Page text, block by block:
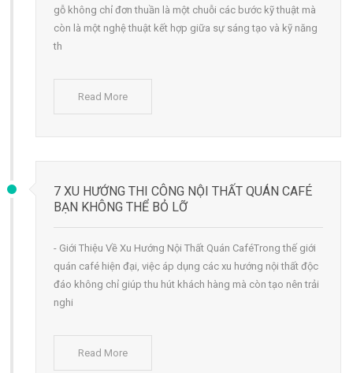
gỗ không chỉ đơn thuần là một chuỗi các bước kỹ thuật mà
còn là một nghệ thuật kết hợp giữa sự sáng tạo và kỹ năng
th
Read More
7 XU HƯỚNG THI CÔNG NỘI THẤT QUÁN CAFÉ
BẠN KHÔNG THỂ BỎ LỠ
- Giới Thiệu Về Xu Hướng Nội Thất Quán CaféTrong thế giới
quán café hiện đại, việc áp dụng các xu hướng nội thất độc
đáo không chỉ giúp thu hút khách hàng mà còn tạo nên trải
nghi
Read More